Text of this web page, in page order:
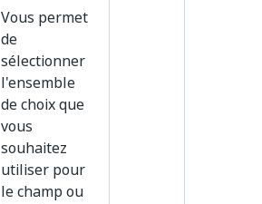
Vous permet
de
sélectionner
l'ensemble
de choix que
vous
souhaitez
utiliser pour
le champ ou